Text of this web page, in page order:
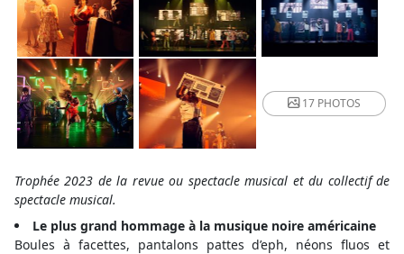
17 PHOTOS
Trophée 2023 de la revue ou spectacle musical et du collectif de
spectacle musical.
Le plus grand hommage à la musique noire américaine
Boules à facettes, pantalons pattes d’eph, néons fluos et